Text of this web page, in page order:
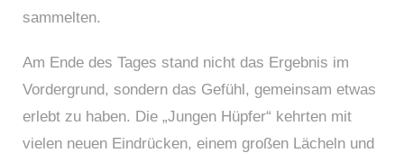
sammelten.
Am Ende des Tages stand nicht das Ergebnis im
Vordergrund, sondern das Gefühl, gemeinsam etwas
erlebt zu haben. Die „Jungen Hüpfer“ kehrten mit
vielen neuen Eindrücken, einem großen Lächeln und